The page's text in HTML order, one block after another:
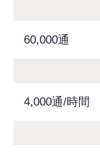
60,000通
4,000通/時間